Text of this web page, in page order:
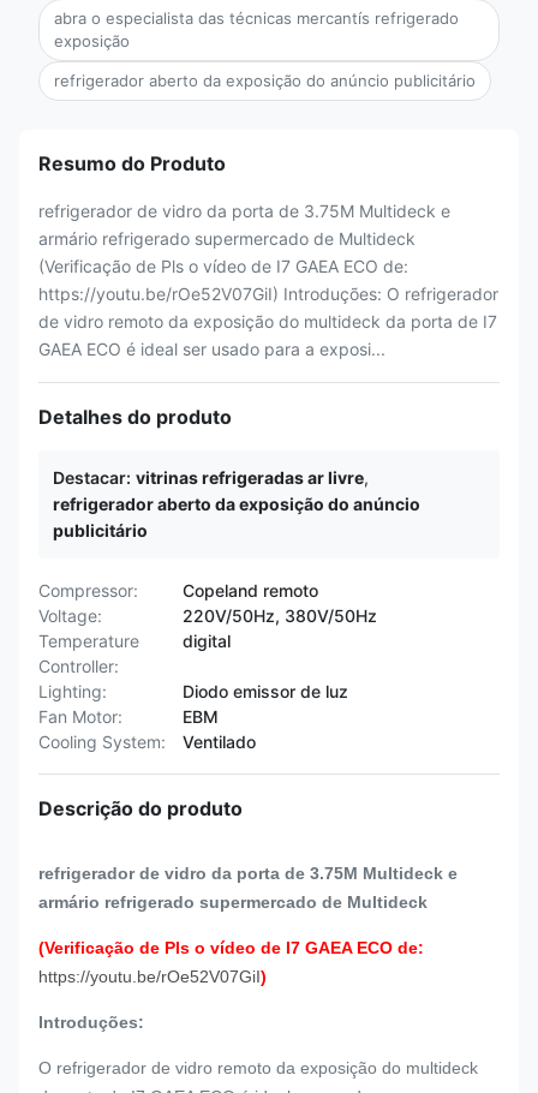
abra o especialista das técnicas mercantís refrigerado
exposição
refrigerador aberto da exposição do anúncio publicitário
Resumo do Produto
refrigerador de vidro da porta de 3.75M Multideck e
armário refrigerado supermercado de Multideck
(Verificação de Pls o vídeo de I7 GAEA ECO de:
https://youtu.be/rOe52V07GiI) Introduções: O refrigerador
de vidro remoto da exposição do multideck da porta de I7
GAEA ECO é ideal ser usado para a exposi...
Detalhes do produto
Destacar: vitrinas refrigeradas ar livre,
refrigerador aberto da exposição do anúncio
publicitário
Compressor:
Copeland remoto
Voltage:
220V/50Hz, 380V/50Hz
Temperature
Controller:
digital
Lighting:
Diodo emissor de luz
Fan Motor:
EBM
Cooling System:
Ventilado
Descrição do produto
refrigerador de vidro da porta de 3.75M Multideck e
armário refrigerado supermercado de Multideck
(Verificação de Pls o vídeo de I7 GAEA ECO de:
https://youtu.be/rOe52V07GiI)
Introduções:
O refrigerador de vidro remoto da exposição do multideck